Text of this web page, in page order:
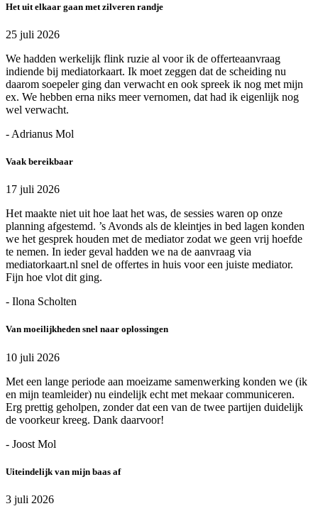
Het uit elkaar gaan met zilveren randje
25 juli 2026
We hadden werkelijk flink ruzie al voor ik de offerteaanvraag
indiende bij mediatorkaart. Ik moet zeggen dat de scheiding nu
daarom soepeler ging dan verwacht en ook spreek ik nog met mijn
ex. We hebben erna niks meer vernomen, dat had ik eigenlijk nog
wel verwacht.
- Adrianus Mol
Vaak bereikbaar
17 juli 2026
Het maakte niet uit hoe laat het was, de sessies waren op onze
planning afgestemd. ’s Avonds als de kleintjes in bed lagen konden
we het gesprek houden met de mediator zodat we geen vrij hoefde
te nemen. In ieder geval hadden we na de aanvraag via
mediatorkaart.nl snel de offertes in huis voor een juiste mediator.
Fijn hoe vlot dit ging.
- Ilona Scholten
Van moeilijkheden snel naar oplossingen
10 juli 2026
Met een lange periode aan moeizame samenwerking konden we (ik
en mijn teamleider) nu eindelijk echt met mekaar communiceren.
Erg prettig geholpen, zonder dat een van de twee partijen duidelijk
de voorkeur kreeg. Dank daarvoor!
- Joost Mol
Uiteindelijk van mijn baas af
3 juli 2026